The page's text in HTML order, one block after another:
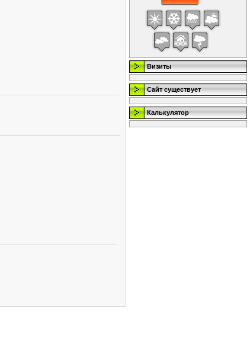
Визиты
Сайт существует
Калькулятор